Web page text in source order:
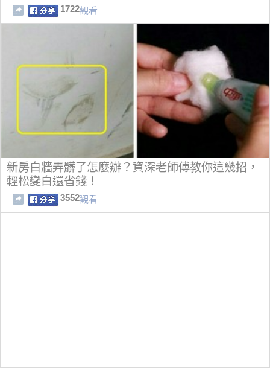
1722觀看
新房白牆弄髒了怎麼辦？資深老師傅教你這幾招，
輕松變白還省錢！
3552觀看